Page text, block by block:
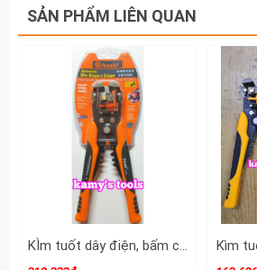
SẢN PHẨM LIÊN QUAN
KÌm tuốt dây điện, bấm cos đa năng, tự động Asaki Model AK-0339